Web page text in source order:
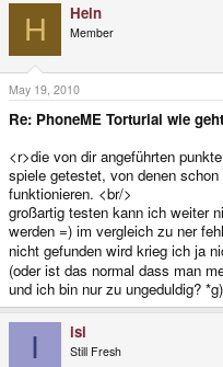
H Hein
Member
May 19, 2010
Re: PhoneME Torturial wie
<r>die von dir angeführten
spiele getestet, von denen
funktionieren. <br/>
großartig testen kann ich weiter
werden =) im vergleich zu ner
nicht gefunden wird krieg ich ja
(oder ist das normal dass man
und ich bin nur zu ungeduldig?
I isi
Still Fresh